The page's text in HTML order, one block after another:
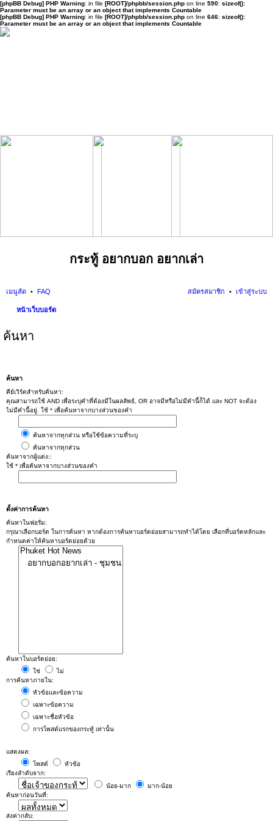
[phpBB Debug] PHP Warning: in file [ROOT]/phpbb/session.php on line 590: sizeof():
Parameter must be an array or an object that implements Countable
[phpBB Debug] PHP Warning: in file [ROOT]/phpbb/session.php on line 646: sizeof():
Parameter must be an array or an object that implements Countable
กระทู้ อยากบอก อยากเล่า
เมนูลัด FAQ เข้าสู่ระบบ
สมัครสมาชิก
หน้าเว็บบอร์ด
ค้นหา
ค้นหา
คีย์เวิร์ดสำหรับค้นหา:
คุณสามารถใช้ AND เพื่อระบุคำที่ต้องมีในผลลัพธ์, OR อาจมีหรือไม่มีคำนี้ก็ได้ และ NOT จะต้อง
ไม่มีคำนี้อยู่. ใช้ * เพื่อค้นหาจากบางส่วนของคำ
ค้นหาจากทุกส่วน หรือใช้ข้อความที่ระบุ
ค้นหาจากทุกส่วน
ค้นหาจากผู้แต่ง::
ใช้ * เพื่อค้นหาจากบางส่วนของคำ
ตั้งค่าการค้นหา
ค้นหาในฟอรั่ม:
กรุณาเลือกบอร์ด ในการค้นหา หากต้องการค้นหาบอร์ดย่อยสามารถทำได้โดย เลือกที่บอร์ดหลักและ
กำหนดค่าให้ค้นหาบอร์ดย่อยด้วย
ค้นหาในบอร์ดย่อย:
ใช่
ไม่
การค้นหาภายใน:
หัวข้อและข้อความ
เฉพาะข้อความ
เฉพาะชื่อหัวข้อ
การโพสต์แรกของกระทู้ เท่านั้น
แสดงผล:
โพสต์
หัวข้อ
เรียงลำดับจาก:
น้อย-มาก
มาก-น้อย
ค้นหาก่อนวันที่:
ส่งค่ากลับ: